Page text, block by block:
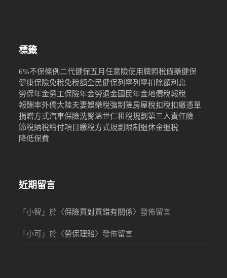
標籤
6%不保條例 二代健保五月任意險使用牌照稅假藥健保
健康保險免稅免稅額全民健保列舉列舉扣除額利息
勞保年金勞工保險年金勞退金國民年金地價稅報稅
報酬率外僑大陸夫妻娛樂稅強制險房屋稅扣稅扣繳憑單
捐贈方式汽車保險洗腎溫世仁租稅規劃 第三人責任險
節稅納稅給付項目繳稅方式規劃限制退休金退稅
降低保費
近期留言
「小智 」於〈保險買對買錯有關係〉發佈留言
「小可 」於〈勞保理賠〉發佈留言